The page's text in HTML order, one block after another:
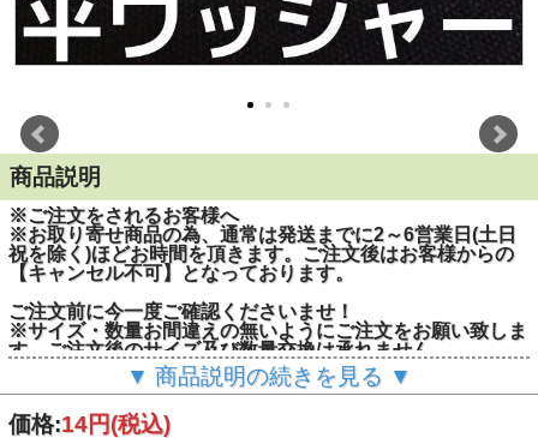
商品説明
※ご注文をされるお客様へ
※お取り寄せ商品の為、通常は発送までに2～6営業日(土日
祝を除く)ほどお時間を頂きます。ご注文後はお客様からの
【キャンセル不可】となっております。
ご注文前に今一度ご確認くださいませ！
※サイズ・数量お間違えの無いようにご注文をお願い致しま
す。ご注文後のサイズ及び数量交換は承れません。
■平座金(平ワッシャー)は、小ねじやボルトなどを締め付け
る時、座面と締め付け部の間に入れます。基本的にねじ類や
ナットと部材の間にはさみ使用します。使用目的によって材
▼ 商品説明の続きを見る ▼
価格:14円(税込)